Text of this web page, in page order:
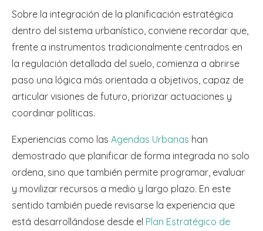
Sobre la integración de la planificación estratégica
dentro del sistema urbanístico, conviene recordar que,
frente a instrumentos tradicionalmente centrados en
la regulación detallada del suelo, comienza a abrirse
paso una lógica más orientada a objetivos, capaz de
articular visiones de futuro, priorizar actuaciones y
coordinar políticas.
Experiencias como las Agendas Urbanas han
demostrado que planificar de forma integrada no solo
ordena, sino que también permite programar, evaluar
y movilizar recursos a medio y largo plazo. En este
sentido también puede revisarse la experiencia que
está desarrollándose desde el Plan Estratégico de